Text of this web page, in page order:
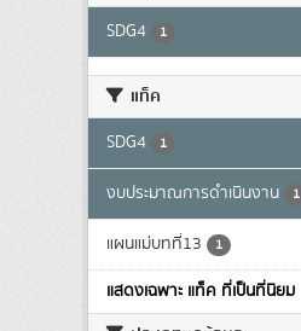
SDG4 1
แท็ค
SDG4 1
งบประมาณการดำเนินงาน 1
แผนแม่บทที่13 1
แสดงเฉพาะ แท็ค ที่เป็นที่นิยม